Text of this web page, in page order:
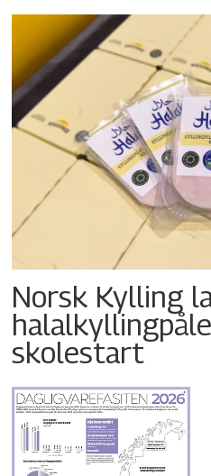
Norsk Kylling
skolestart